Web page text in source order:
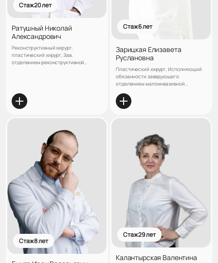
Стаж 20 лет
Ратушный Николай
Александрович
Реконструктивный хирург,
пластический хирург, Зав.
отделением реконструктивной
Стаж 6 лет
Зарицкая Елизавета
Руслановна
Пластический хирург, Исполняющий
обязанности заведующего
отделением малоинвазивной
пластической хирургии клиники
«ЛАНЦЕТЪ»
Стаж 8 лет
Стаж 29 лет
Калантырская Валентина